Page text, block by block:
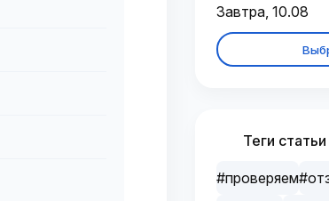
Завтра, 10.08
Теги статьи
#проверяем